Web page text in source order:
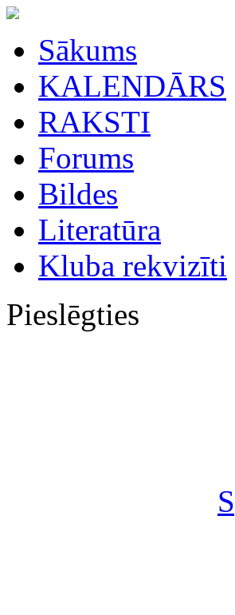
Sākums
KALENDĀRS
RAKSTI
Forums
Bildes
Literatūra
Kluba rekvizīti
Pieslēgties